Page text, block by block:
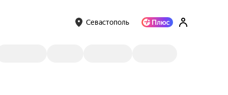
Севастополь